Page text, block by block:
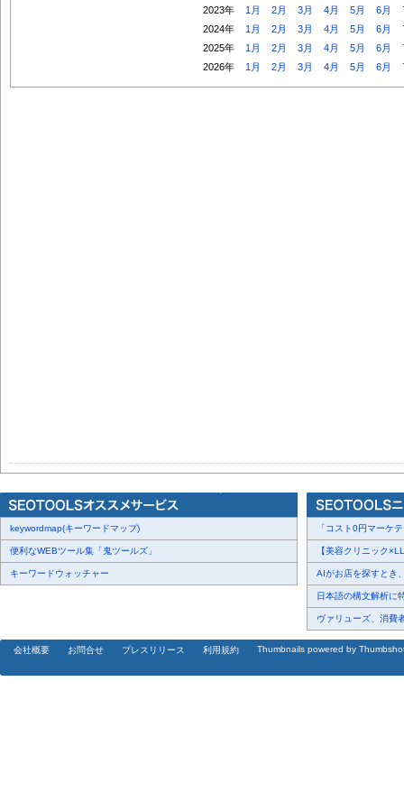
2023年
1月 2月 3月 4月 5月 6月
2024年
1月 2月 3月 4月 5月 6月
2025年
1月 2月 3月 4月 5月 6月
2026年
1月 2月 3月 4月 5月 6月
keywordmap(キーワードマップ)
便利なWEBツール集「鬼ツールズ」
キーワードウォッチャー
「コスト0円マーケ
【美容クリニック
AIがお店を探すとき
日本語の構文解析に
ヴァリューズ、消費
会社概要 お問合せ プレスリリース 利用規約 Thumbnails powered by